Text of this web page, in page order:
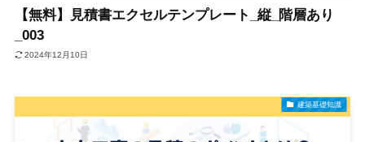
【無料】見積書エクセルテンプレート_縦_階層あり
_003
2024年12月10日
建築基礎知識